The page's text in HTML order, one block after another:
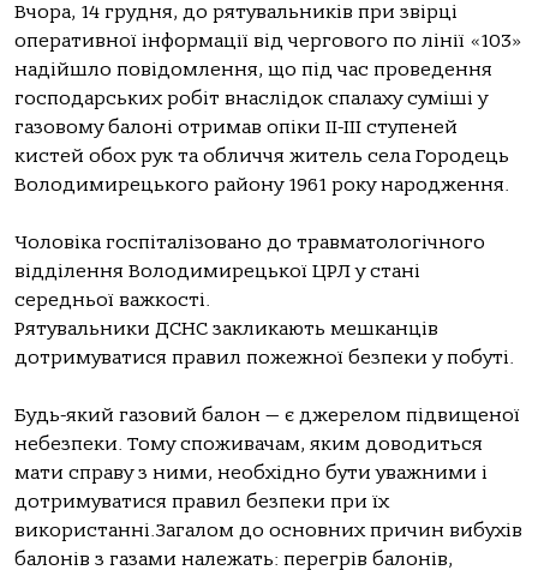
Вчора, 14 грудня, до рятувальників при звірці
оперативної інформації від чергового по лінії «103»
надійшло повідомлення, що під час проведення
господарських робіт внаслідок спалаху суміші у
газовому балоні отримав опіки ІІ-ІІІ ступеней
кистей обох рук та обличчя житель села Городець
Володимирецького району 1961 року народження.
Чоловіка госпіталізовано до травматологічного
відділення Володимирецької ЦРЛ у стані
середньої важкості.
Рятувальники ДСНС закликають мешканців
дотримуватися правил пожежної безпеки у побуті.
Будь-який газовий балон — є джерелом підвищеної
небезпеки. Тому споживачам, яким доводиться
мати справу з ними, необхідно бути уважними і
дотримуватися правил безпеки при їх
використанні.Загалом до основних причин вибухів
балонів з газами належать: перегрів балонів,